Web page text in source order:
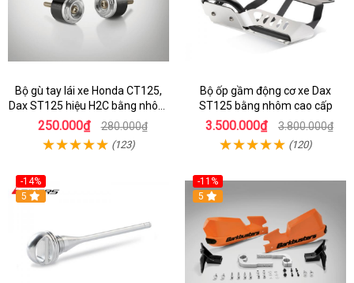
Bộ gù tay lái xe Honda CT125,
Dax ST125 hiệu H2C bằng nhôm
hợp kim
250.000₫ 280.000₫
(123)
Bộ ốp gầm động cơ xe Dax
ST125 bằng nhôm cao cấp
3.500.000₫ 3.800.000₫
(120)
-14%
5
-11%
5